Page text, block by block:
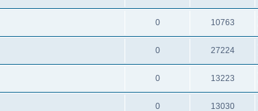
0 10763
0 27224
0 13223
0 13030